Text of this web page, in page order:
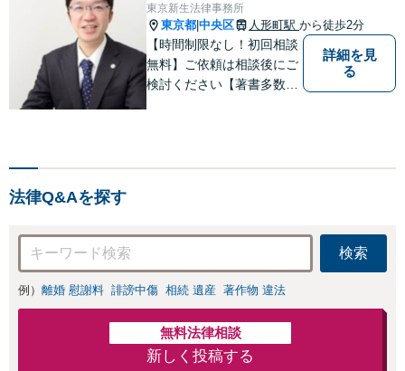
東京新生法律事務所
東京都 中央区 人形町駅 から徒歩2分
【時間制限なし！初回相談
無料】ご依頼は相談後にご
検討ください【著書多数】
詳細を見
る
法律Q&Aを探す
検索
例） 離婚 慰謝料 誹謗中傷 相続 遺産 著作物 違法
無料法律相談
新しく投稿する